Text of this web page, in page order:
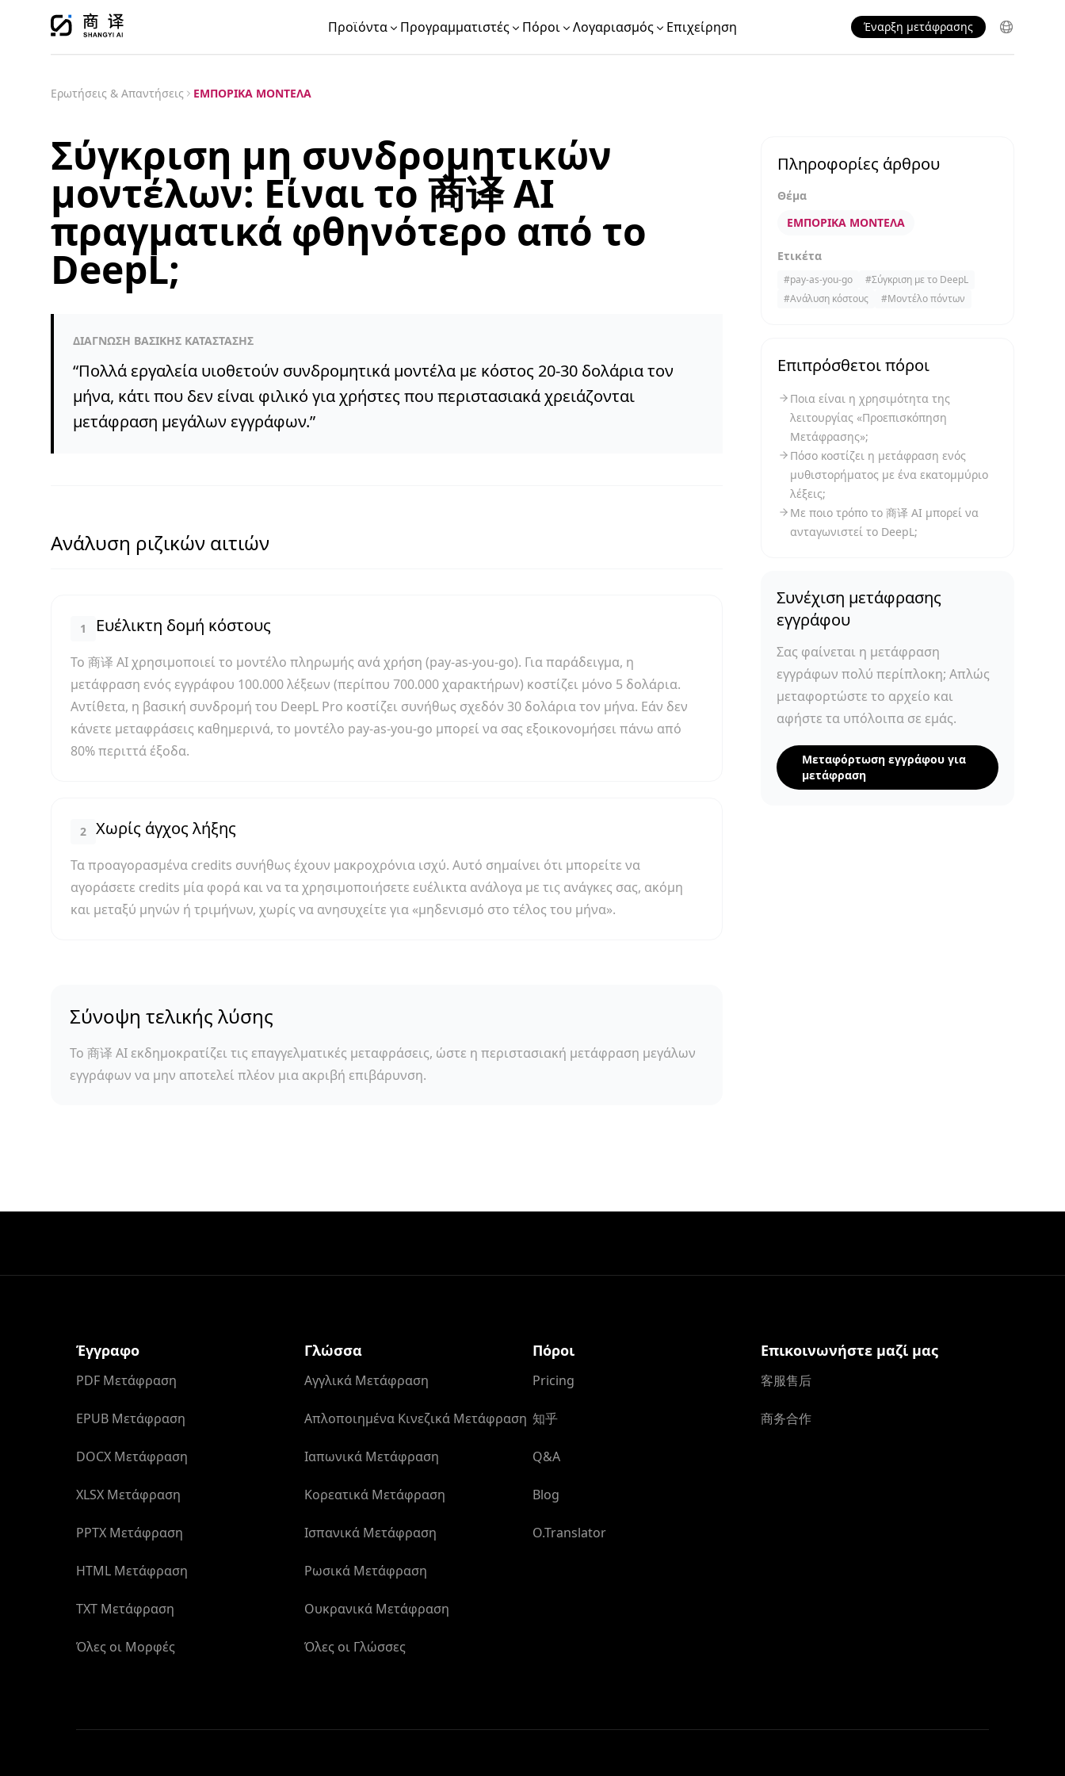
Προϊόντα Προγραμματιστές Πόροι Λογαριασμός Επιχείρηση Έναρξη μετάφρασης
Ερωτήσεις & Απαντήσεις ΕΜΠΟΡΙΚΆ ΜΟΝΤΈΛΑ
Σύγκριση μη συνδρομητικών
μοντέλων: Είναι το 商译 AI
πραγματικά φθηνότερο από το
DeepL;
ΔΙΆΓΝΩΣΗ ΒΑΣΙΚΉΣ ΚΑΤΆΣΤΑΣΗΣ
“Πολλά εργαλεία υιοθετούν συνδρομητικά μοντέλα με κόστος 20-30 δολάρια τον
μήνα, κάτι που δεν είναι φιλικό για χρήστες που περιστασιακά χρειάζονται
μετάφραση μεγάλων εγγράφων.”
Ανάλυση ριζικών αιτιών
1 Ευέλικτη δομή κόστους
Το 商译 AI χρησιμοποιεί το μοντέλο πληρωμής ανά χρήση (pay-as-you-go). Για παράδειγμα, η
μετάφραση ενός εγγράφου 100.000 λέξεων (περίπου 700.000 χαρακτήρων) κοστίζει μόνο 5 δολάρια.
Αντίθετα, η βασική συνδρομή του DeepL Pro κοστίζει συνήθως σχεδόν 30 δολάρια τον μήνα. Εάν δεν
κάνετε μεταφράσεις καθημερινά, το μοντέλο pay-as-you-go μπορεί να σας εξοικονομήσει πάνω από
80% περιττά έξοδα.
2 Χωρίς άγχος λήξης
Τα προαγορασμένα credits συνήθως έχουν μακροχρόνια ισχύ. Αυτό σημαίνει ότι μπορείτε να
αγοράσετε credits μία φορά και να τα χρησιμοποιήσετε ευέλικτα ανάλογα με τις ανάγκες σας, ακόμη
και μεταξύ μηνών ή τριμήνων, χωρίς να ανησυχείτε για «μηδενισμό στο τέλος του μήνα».
Σύνοψη τελικής λύσης
Το 商译 AI εκδημοκρατίζει τις επαγγελματικές μεταφράσεις, ώστε η περιστασιακή μετάφραση μεγάλων
εγγράφων να μην αποτελεί πλέον μια ακριβή επιβάρυνση.
Πληροφορίες άρθρου
Θέμα
ΕΜΠΟΡΙΚΆ ΜΟΝΤΈΛΑ
Ετικέτα
#pay-as-you-go #Σύγκριση με το DeepL
#Ανάλυση κόστους #Μοντέλο πόντων
Επιπρόσθετοι πόροι
Ποια είναι η χρησιμότητα της
λειτουργίας «Προεπισκόπηση
Μετάφρασης»;
Πόσο κοστίζει η μετάφραση ενός
μυθιστορήματος με ένα εκατομμύριο
λέξεις;
Με ποιο τρόπο το 商译 AI μπορεί να
ανταγωνιστεί το DeepL;
Συνέχιση μετάφρασης
εγγράφου
Σας φαίνεται η μετάφραση
εγγράφων πολύ περίπλοκη; Απλώς
μεταφορτώστε το αρχείο και
αφήστε τα υπόλοιπα σε εμάς.
Μεταφόρτωση εγγράφου για
μετάφραση
Έγγραφο
PDF Μετάφραση
EPUB Μετάφραση
DOCX Μετάφραση
XLSX Μετάφραση
PPTX Μετάφραση
HTML Μετάφραση
TXT Μετάφραση
Όλες οι Μορφές
Γλώσσα
Αγγλικά Μετάφραση
Απλοποιημένα Κινεζικά Μετάφραση
Ιαπωνικά Μετάφραση
Κορεατικά Μετάφραση
Ισπανικά Μετάφραση
Ρωσικά Μετάφραση
Ουκρανικά Μετάφραση
Όλες οι Γλώσσες
Πόροι
Pricing
知乎
Q&A
Blog
O.Translator
Επικοινωνήστε μαζί μας
客服售后
商务合作